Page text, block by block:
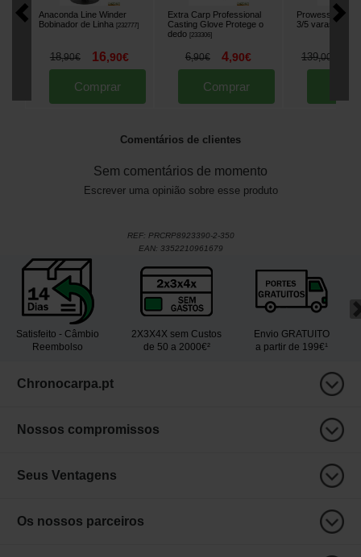
Anaconda Line Winder
Bobinador de Linha
232777]
18,90€ 16,90€
Comprar
Extra Carp Professional
Casting Glove Protege o
dedo
233306]
6,90€ 4,90€
Comprar
Prowess
3/5 varas
139,00
Comentários de clientes
Sem comentários de momento
Escrever uma opinião sobre esse produto
REF: PRCRP8923390-2-350
EAN: 3352210961679
Satisfeito - Câmbio
Reembolso
2X3X4X sem Custos
de 50 a 2000€²
Envio GRATUITO
a partir de 199€¹
Chronocarpa.pt
Nossos compromissos
Seus Ventagens
Os nossos parceiros